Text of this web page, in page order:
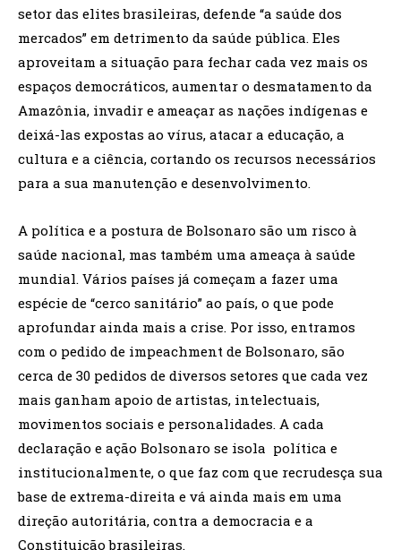
setor das elites brasileiras, defende “a saúde dos
mercados” em detrimento da saúde pública. Eles
aproveitam a situação para fechar cada vez mais os
espaços democráticos, aumentar o desmatamento da
Amazônia, invadir e ameaçar as nações indígenas e
deixá-las expostas ao vírus, atacar a educação, a
cultura e a ciência, cortando os recursos necessários
para a sua manutenção e desenvolvimento.
A política e a postura de Bolsonaro são um risco à
saúde nacional, mas também uma ameaça à saúde
mundial. Vários países já começam a fazer uma
espécie de “cerco sanitário” ao país, o que pode
aprofundar ainda mais a crise. Por isso, entramos
com o pedido de impeachment de Bolsonaro, são
cerca de 30 pedidos de diversos setores que cada vez
mais ganham apoio de artistas, intelectuais,
movimentos sociais e personalidades. A cada
declaração e ação Bolsonaro se isola política e
institucionalmente, o que faz com que recrudesça sua
base de extrema-direita e vá ainda mais em uma
direção autoritária, contra a democracia e a
Constituição brasileiras.